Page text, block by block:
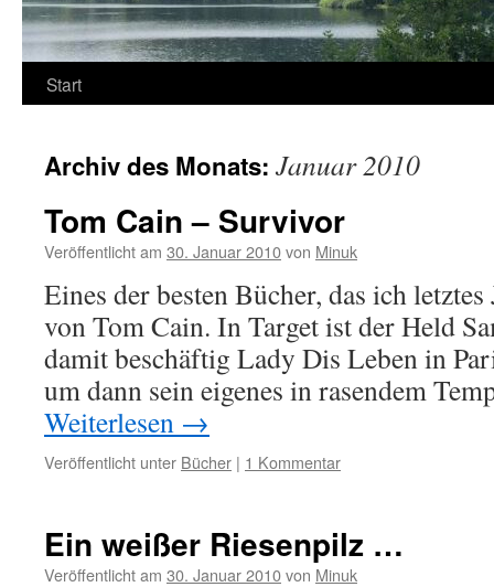
Start
Archiv des Monats: Januar 2010
Tom Cain – Survivor
Veröffentlicht am 30. Januar 2010von Minuk
Eines der besten Bücher, das ich letztes
von Tom Cain. In Target ist der Held
damit beschäftig Lady Dis Leben in
um dann sein eigenes in rasendem
Weiterlesen →
Veröffentlicht unter Bücher | 1 Kommentar
Ein weißer Riesenpilz …
Veröffentlicht am 30. Januar 2010von Minuk